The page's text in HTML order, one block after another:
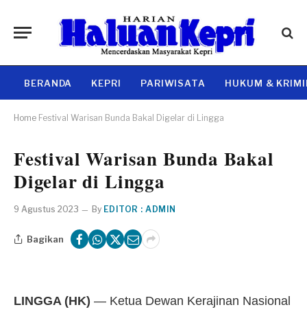
BERANDA KEPRI PARIWISATA HUKUM &
Home Festival Warisan Bunda Bakal Digelar di Lingga
Festival Warisan Bunda Bakal
Digelar di Lingga
9 Agustus 2023 By EDITOR : ADMIN
Bagikan
LINGGA (HK) — Ketua Dewan Kerajinan Nasional